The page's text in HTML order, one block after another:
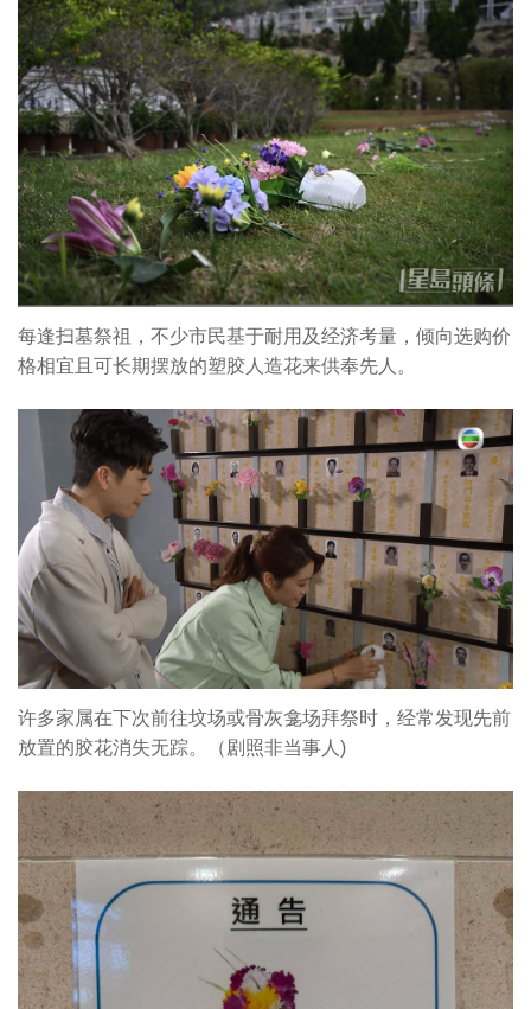
每逢扫墓祭祖，不少市民基于耐用及经济考量，倾向选购价
格相宜且可长期摆放的塑胶人造花来供奉先人。
许多家属在下次前往坟场或骨灰龛场拜祭时，经常发现先前
放置的胶花消失无踪。（剧照非当事人)